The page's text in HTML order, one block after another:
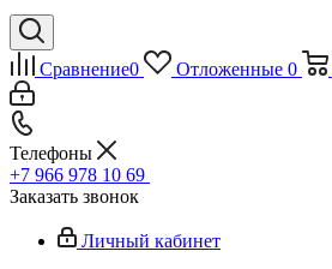
Сравнение0 Отложенные 0
Телефоны
+7 966 978 10 69
Заказать звонок
Личный кабинет